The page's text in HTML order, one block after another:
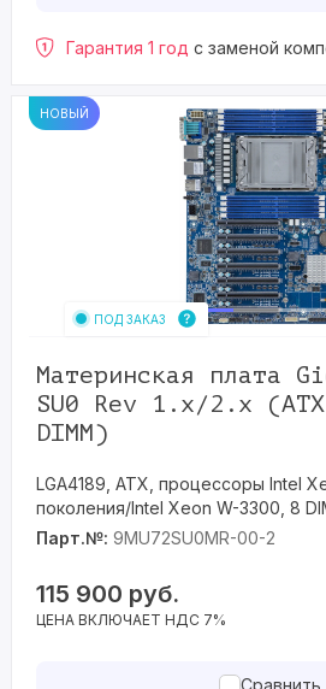
Гарантия 1 год с заменой
НОВЫЙ
ПОД ЗАКАЗ
Материнская плата
SU0 Rev 1.x/2.x
DIMM)
LGA4189, ATX, процессоры Intel
поколения/Intel Xeon W-3300, 8
Парт.№: 9MU72SU0MR-00-2
115 900 руб.
ЦЕНА ВКЛЮЧАЕТ НДС 7%
Сравнить